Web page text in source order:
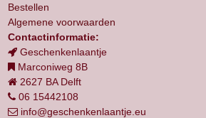
Bestellen
Algemene voorwaarden
Contactinformatie:
Geschenkenlaantje
Marconiweg 8B
2627 BA Delft
06 15442108
info@geschenkenlaantje.eu